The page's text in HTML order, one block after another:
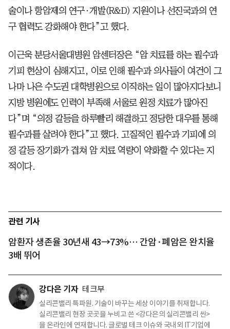
술이나 항암제의 연구·개발(R&D) 지원이나 선진국과의 연
구 협력도 강화해야 한다”고 했다.
이근욱 분당서울대병원 암센터장은 “암 치료를 하는 필수과
기피 현상이 심해지고, 이로 인해 필수과 의사들이 여건이 그
나마 나은 수도권 대학병원으로 이직하는 일이 많아지다보니
지방 병원에도 인력이 부족해 서울로 원정 치료가 많아진
다”며 “의정 갈등을 하루빨리 해결하고 정당한 대우를 통해
필수과를 살려야 한다”고 했다. 고질적인 필수과 기피에 의
정 갈등 장기화가 겹쳐 암 치료 역량이 약화할 수 있다는 지
적이다.
관련 기사
암환자 생존율 30년새 43→73%… 간암·폐암은 완치율
3배 뛰어
강다은 기자 테크부
실리콘밸리 특파원. 기술이 바꾸는 세상 이야기를 취재합니다.
실리콘밸리 현장 곳곳을 누비고 쓴 <강다은의 실리콘밸리 씬>
을 온라인에 연재합니다. 글로벌 테크 이슈와 국내외 IT기업에